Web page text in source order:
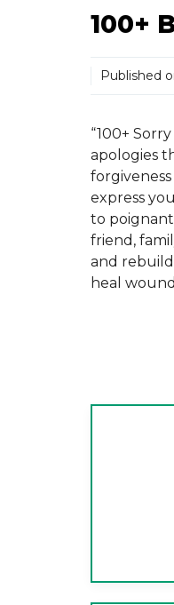
100+
Published
“100+
apologies
express
to poignant
friend,
and
heal